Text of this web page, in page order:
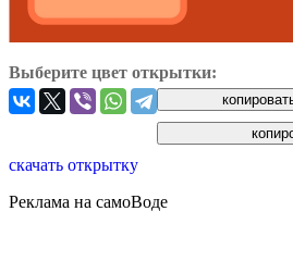
Выберите цвет открытки:
скачать открытку
Реклама на самоВоде